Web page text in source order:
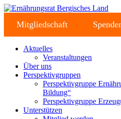
Mitgliedschaft
Aktuelles
Veranstaltungen
Über uns
Perspektivgruppen
Perspektivgruppe
Bildung“
Perspektivgruppe
Unterstützen